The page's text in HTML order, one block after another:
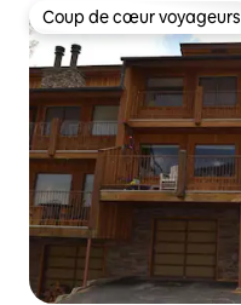
Coup de cœur voyageurs
Coup de cœur voyageurs